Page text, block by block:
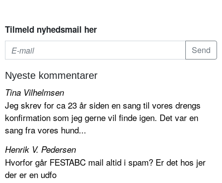
Tilmeld nyhedsmail her
Nyeste kommentarer
Tina Vilhelmsen
Jeg skrev for ca 23 år siden en sang til vores drengs
konfirmation som jeg gerne vil finde igen. Det var en
sang fra vores hund...
Henrik V. Pedersen
Hvorfor går FESTABC mail altid i spam? Er det hos jer
der er en udfo